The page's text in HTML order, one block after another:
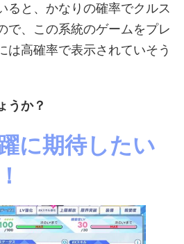
ると、かなりの確率でクルス
で、この系統のゲームをプレ
は高確率で表示されていそう
うか？
に期待したい